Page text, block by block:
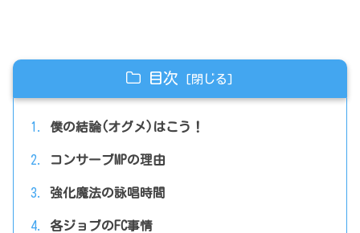
目次
僕の結論(オグメ)はこう！
コンサーブMPの理由
強化魔法の詠唱時間
各ジョブのFC事情